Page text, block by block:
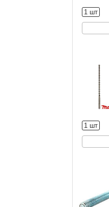
1 шт
1 шт